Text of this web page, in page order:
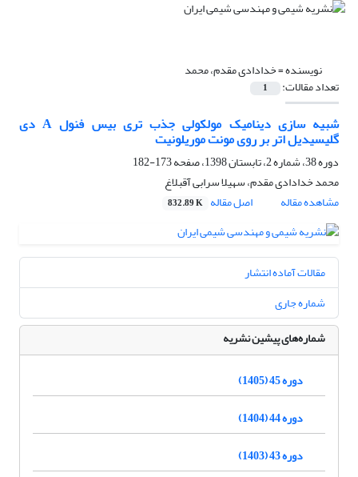
نویسنده =خدادادی مقدم، محمد
تعداد مقالات: 1
شبیه سازی دینامیک مولکولی جذب تری بیس فنول A دی
گلیسیدیل اتر بر روی مونت موریلونیت
دوره 38، شماره 2، تابستان 1398، صفحه
173-182
محمد خدادادی مقدم، سهیلا سرابی آقبلاغ
مشاهده مقاله
اصل مقاله 832.89 K
مقالات آماده انتشار
شماره جاری
شماره‌های پیشین نشریه
دوره 45 (1405)
دوره 44 (1404)
دوره 43 (1403)